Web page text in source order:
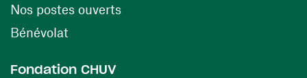
Nos postes ouverts(opens in a new window)
Bénévolat
Fondation CHUV